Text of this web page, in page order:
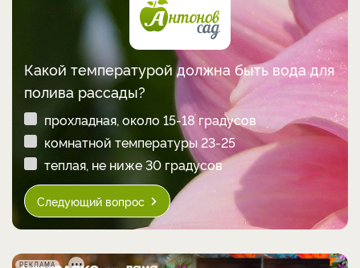
Какой температурой должна быть вода для
полива рассады?
прохладная, около 15-18 градусов
комнатной температуры 23-25
теплая, не ниже 30 градусов
Следующий вопрос
РЕКЛАМА